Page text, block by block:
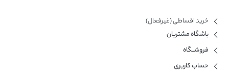
خرید اقساطی (غیرفعال)
باشگاه مشتریان
فروشــگاه
حساب کاربری